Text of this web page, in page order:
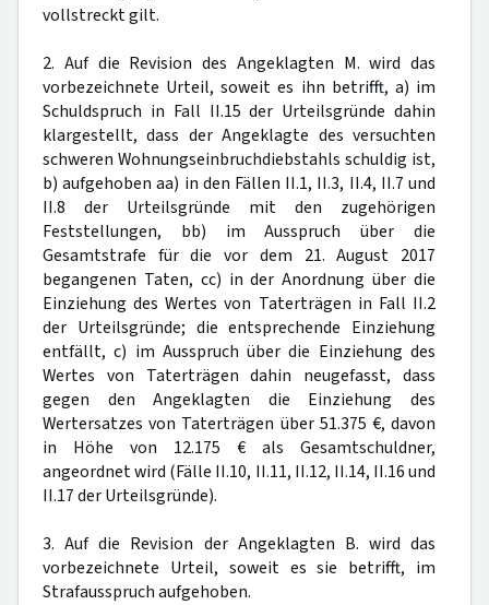
vollstreckt gilt.
2. Auf die Revision des Angeklagten M. wird das
vorbezeichnete Urteil, soweit es ihn betrifft, a) im
Schuldspruch in Fall II.15 der Urteilsgründe dahin
klargestellt, dass der Angeklagte des versuchten
schweren Wohnungseinbruchdiebstahls schuldig ist,
b) aufgehoben aa) in den Fällen II.1, II.3, II.4, II.7 und
II.8 der Urteilsgründe mit den zugehörigen
Feststellungen, bb) im Ausspruch über die
Gesamtstrafe für die vor dem 21. August 2017
begangenen Taten, cc) in der Anordnung über die
Einziehung des Wertes von Taterträgen in Fall II.2
der Urteilsgründe; die entsprechende Einziehung
entfällt, c) im Ausspruch über die Einziehung des
Wertes von Taterträgen dahin neugefasst, dass
gegen den Angeklagten die Einziehung des
Wertersatzes von Taterträgen über 51.375 €, davon
in Höhe von 12.175 € als Gesamtschuldner,
angeordnet wird (Fälle II.10, II.11, II.12, II.14, II.16 und
II.17 der Urteilsgründe).
3. Auf die Revision der Angeklagten B. wird das
vorbezeichnete Urteil, soweit es sie betrifft, im
Strafausspruch aufgehoben.